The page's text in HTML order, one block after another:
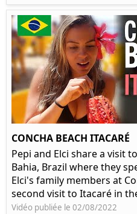
CONCHA BEACH ITACARÉ
Pepi and Elci share a visit
Bahia, Brazil where they
Elci's family members at
second visit to Itacaré in
Vidéo publiée le 02/08/2022